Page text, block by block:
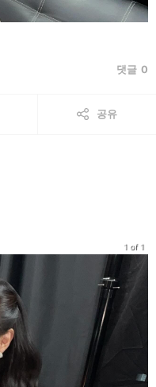
댓글 0
공유
1 of 1